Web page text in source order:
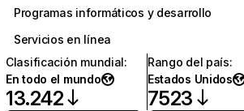
Programas informáticos y desarrollo
Servicios en línea
Clasificación mundial:
En todo el mundo
13.242
Rango del país:
Estados Unidos
7523